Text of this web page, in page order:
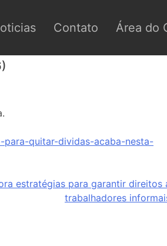
Contato Área do
quitar-dividas-acaba-nesta-
estratégias para garantir direitos
trabalhadores